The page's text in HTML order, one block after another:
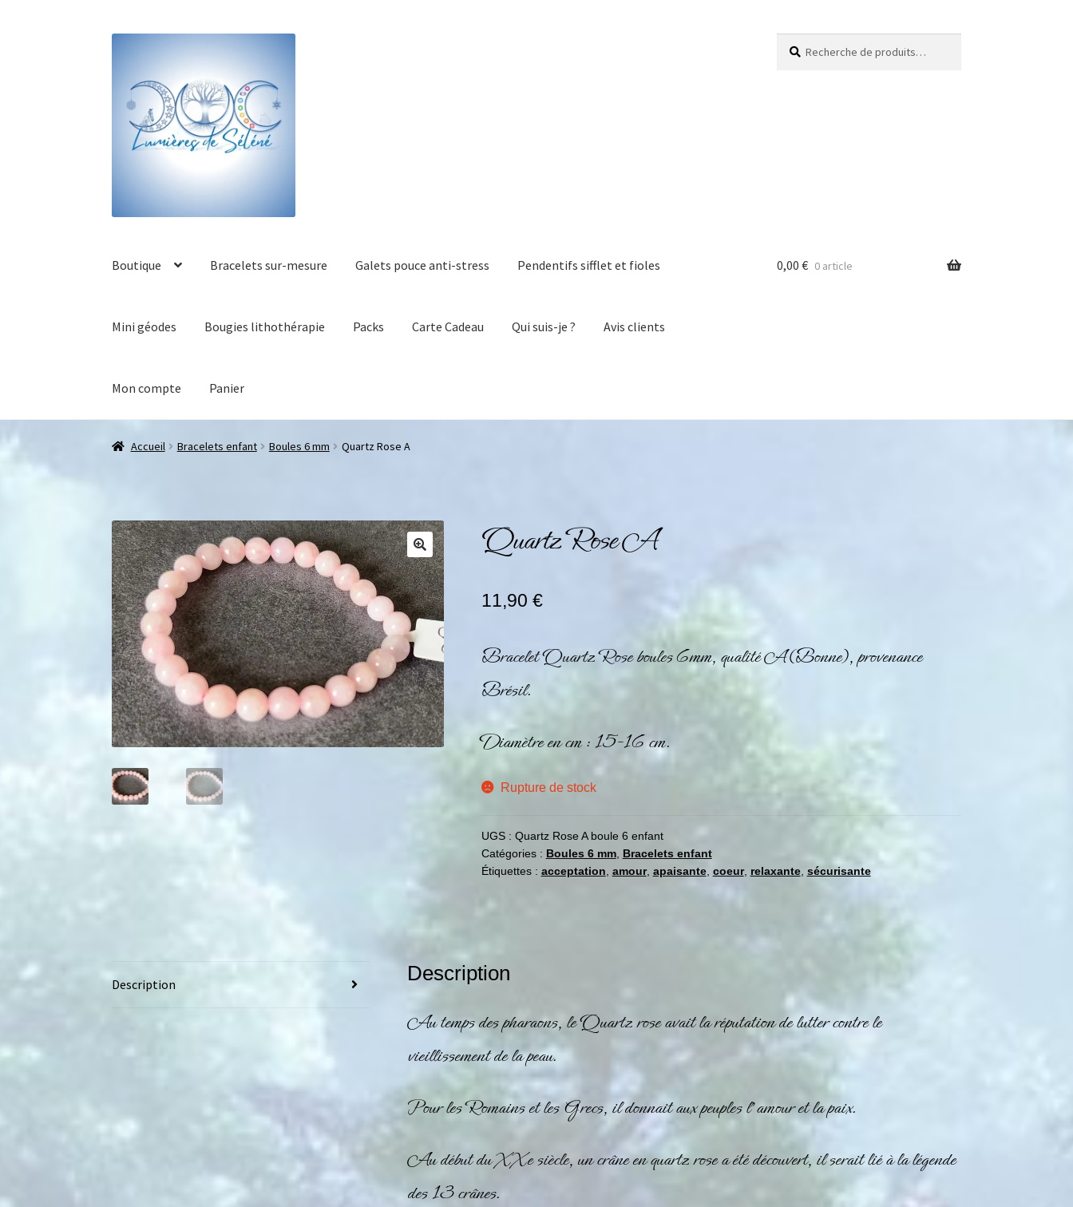
Boutique Bracelets sur-mesure Galets pouce anti-stress Pendentifs sifflet et fioles
Mini géodes Bougies lithothérapie Packs Carte Cadeau Qui suis-je ? Avis clients
Mon compte Panier
0,00 € 0 article
Accueil Bracelets enfant Boules 6 mm Quartz Rose A
Quartz Rose A
11,90 €
Bracelet Quartz Rose boules 6mm, qualité A (Bonne), provenance
Brésil.
Diamètre en cm : 15-16 cm.
Rupture de stock
UGS : Quartz Rose A boule 6 enfant
Catégories : Boules 6 mm, Bracelets enfant
Étiquettes : acceptation, amour, apaisante, coeur, relaxante, sécurisante
Description Description
Au temps des pharaons, leQuartz roseavait la réputation de lutter contre le
vieillissement de la peau.
Pour les Romains et les Grecs, il donnait aux peuples l’amour et la paix.
Au début du XXe siècle, un crâne en quartz rose a été découvert, il serait lié à la légende
des 13 crânes.